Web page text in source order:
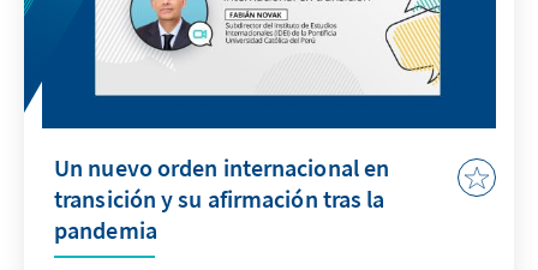
Un nuevo orden internacional en
transición y su afirmación tras la
pandemia